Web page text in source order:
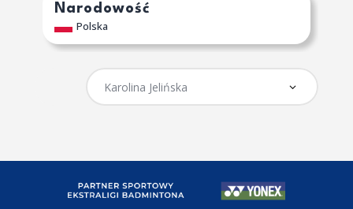
Narodowość
Polska